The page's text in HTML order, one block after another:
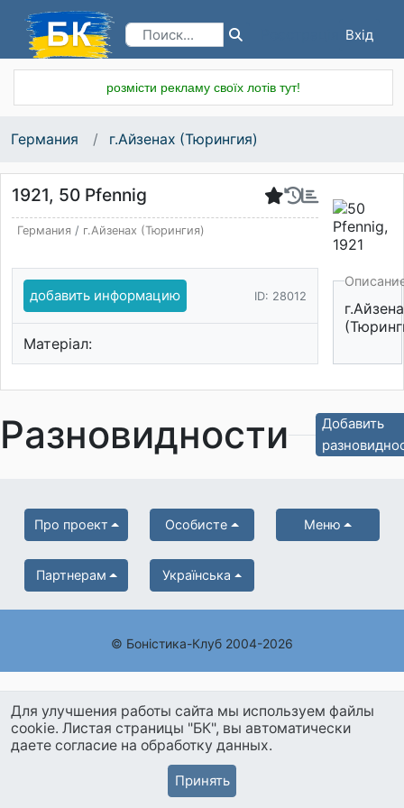
Вхід
розмісти рекламу своїх лотів тут!
Германия г.Айзенах (Тюрингия)
1921, 50 Pfennig
Германия/ г.Айзенах (Тюрингия)
добавить информацию ID: 28012
Матеріал:
Разновидности
Добавить
Про проект Особисте Меню
Партнерам Українська
© Боністика-Клуб 2004-2026
Для улучшения работы сайта мы используем файлы
cookie. Листая страницы "БК", вы автоматически
даете согласие на обработку данных.
Принять